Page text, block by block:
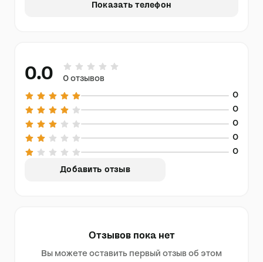
Показать телефон
0.0 0 отзывов
0
0
0
0
0
Добавить отзыв
Отзывов пока нет
Вы можете оставить первый отзыв об этом